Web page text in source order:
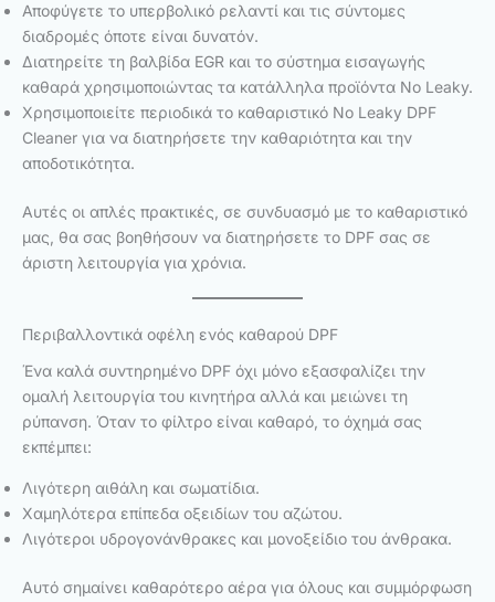
Αποφύγετε το υπερβολικό ρελαντί και τις σύντομες
διαδρομές όποτε είναι δυνατόν.
Διατηρείτε τη βαλβίδα EGR και το σύστημα εισαγωγής
καθαρά χρησιμοποιώντας τα κατάλληλα προϊόντα No Leaky.
Χρησιμοποιείτε περιοδικά το καθαριστικό No Leaky DPF
Cleaner για να διατηρήσετε την καθαριότητα και την
αποδοτικότητα.
Αυτές οι απλές πρακτικές, σε συνδυασμό με το καθαριστικό
μας, θα σας βοηθήσουν να διατηρήσετε το DPF σας σε
άριστη λειτουργία για χρόνια.
Περιβαλλοντικά οφέλη ενός καθαρού DPF
Ένα καλά συντηρημένο DPF όχι μόνο εξασφαλίζει την
ομαλή λειτουργία του κινητήρα αλλά και μειώνει τη
ρύπανση. Όταν το φίλτρο είναι καθαρό, το όχημά σας
εκπέμπει:
Λιγότερη αιθάλη και σωματίδια.
Χαμηλότερα επίπεδα οξειδίων του αζώτου.
Λιγότεροι υδρογονάνθρακες και μονοξείδιο του άνθρακα.
Αυτό σημαίνει καθαρότερο αέρα για όλους και συμμόρφωση